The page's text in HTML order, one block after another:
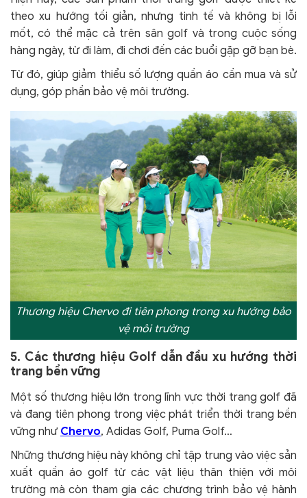
theo xu hướng tối giản, nhưng tinh tế và không bị lỗi
mốt, có thể mặc cả trên sân golf và trong cuộc sống
hàng ngày, từ đi làm, đi chơi đến các buổi gặp gỡ bạn bè.
Từ đó, giúp giảm thiểu số lượng quần áo cần mua và sử
dụng, góp phần bảo vệ môi trường.
Thương hiệu Chervo đi tiên phong trong xu hướng bảo
vệ môi trường
5. Các thương hiệu Golf dẫn đầu xu hướng thời
trang bền vững
Một số thương hiệu lớn trong lĩnh vực thời trang golf đã
và đang tiên phong trong việc phát triển thời trang bền
vững như Chervo, Adidas Golf, Puma Golf…
Những thương hiệu này không chỉ tập trung vào việc sản
xuất quần áo golf từ các vật liệu thân thiện với môi
trường mà còn tham gia các chương trình bảo vệ hành